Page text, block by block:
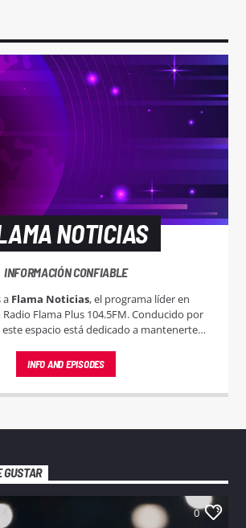
NOTICIAS
INFORMACIÓN CONFIABLE
a Flama Noticias, el programa líder en
Flama Plus 104.5FM. Conducido por
espacio está dedicado a mantenerte
INFO AND EPISODES
GUSTAR
0